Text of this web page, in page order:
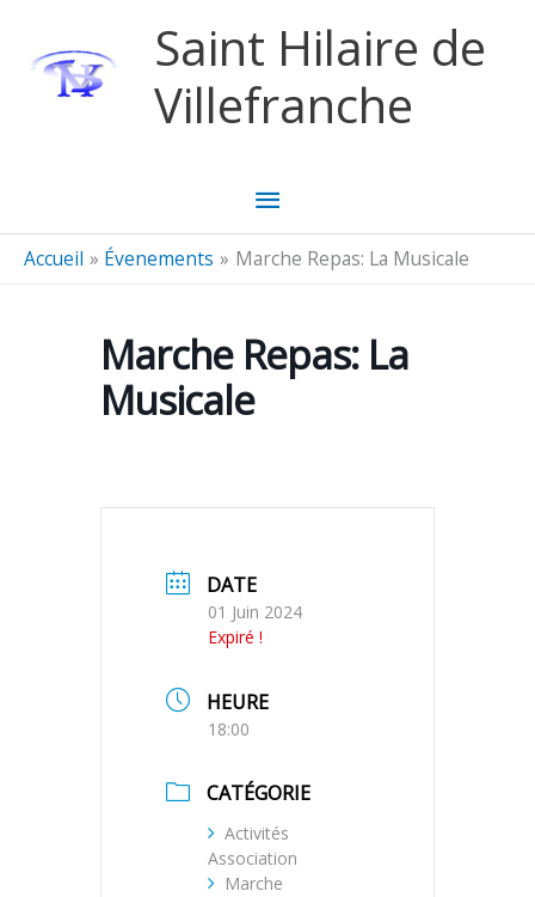
Saint Hilaire de
Villefranche
Menu
principal
Accueil Évenements Marche Repas: La Musicale
Marche Repas: La
Musicale
DATE
01 Juin 2024
Expiré !
HEURE
18:00
CATÉGORIE
Activités
Association
Marche